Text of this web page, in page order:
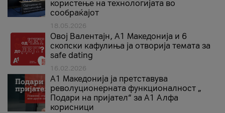
користење на технологијата во
сообраќајот
18.05.2026
Овој Валентајн, A1 Македонија и 6
скопски кафулиња ја отворија темата за
safe dating
16.02.2026
А1 Македонија ја претставува
револуционерната функционалност „
Подари на пријател“ за А1 Алфа
корисници